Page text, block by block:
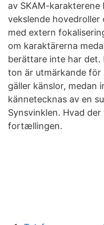
av SKAM-karakterene
vekslende
med extern
om karaktärerna
berättare inte har det.
ton är utmärkande för
gäller känslor, medan
kännetecknas av en
Synsvinklen. Hvad
fortællingen.